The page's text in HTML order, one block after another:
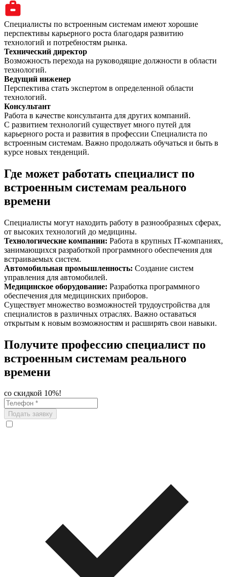
Специалисты по встроенным системам имеют хорошие
перспективы карьерного роста благодаря развитию
технологий и потребностям рынка.
Технический директор
Возможность перехода на руководящие должности в области
технологий.
Ведущий инженер
Перспектива стать экспертом в определенной области
технологий.
Консультант
Работа в качестве консультанта для других компаний.
С развитием технологий существует много путей для
карьерного роста и развития в профессии Специалиста по
встроенным системам. Важно продолжать обучаться и быть в
курсе новых тенденций.
Где может работать специалист по
встроенным системам реального
времени
Специалисты могут находить работу в разнообразных сферах,
от высоких технологий до медицины.
Технологические компании: Работа в крупных IT-компаниях,
занимающихся разработкой программного обеспечения для
встраиваемых систем.
Автомобильная промышленность: Создание систем
управления для автомобилей.
Медицинское оборудование: Разработка программного
обеспечения для медицинских приборов.
Существует множество возможностей трудоустройства для
специалистов в различных отраслях. Важно оставаться
открытым к новым возможностям и расширять свои навыки.
Получите профессию специалист по
встроенным системам реального
времени
со скидкой 10%!
Подать заявку